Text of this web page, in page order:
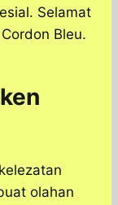
Selamat
Bleu.
olahan